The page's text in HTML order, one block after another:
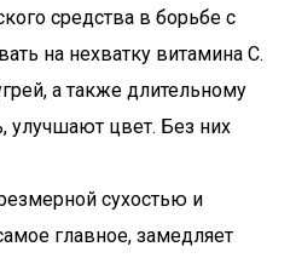
средства в борьбе с
на нехватку витамина С.
а также длительному
улучшают цвет. Без них
сухостью и
главное, замедляет